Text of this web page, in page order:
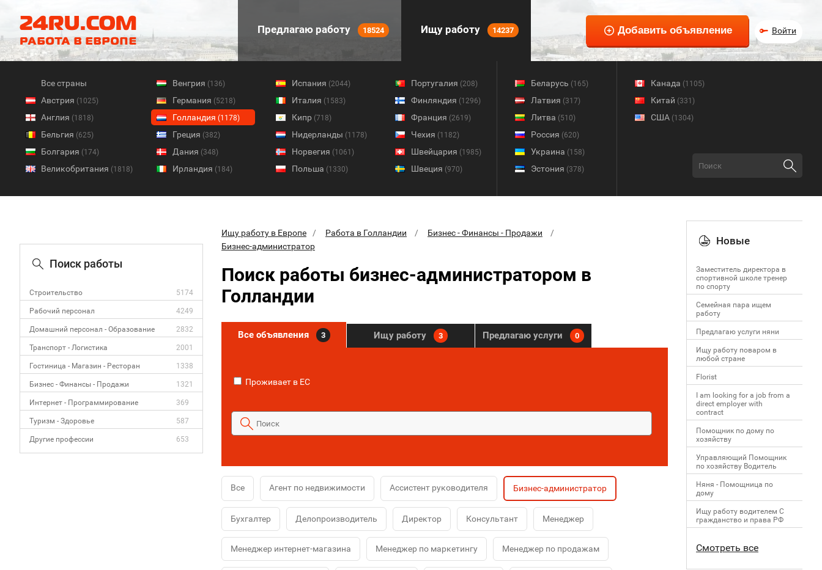
Предлагаю работу 18524 Ищу работу 14237 Войти
Все страны
Австрия (1025)
Англия (1818)
Бельгия (625)
Болгария (174)
Великобритания (1818)
Венгрия (136)
Германия (5218)
Голландия (1178)
Греция (382)
Дания (348)
Ирландия (184)
Испания (2044)
Италия (1583)
Кипр (718)
Нидерланды (1178)
Норвегия (1061)
Польша (1330)
Португалия (208)
Финляндия (1296)
Франция (2619)
Чехия (1182)
Швейцария (1985)
Швеция (970)
Беларусь (165)
Латвия (317)
Литва (510)
Россия (620)
Украина (158)
Эстония (378)
Канада (1105)
Китай (331)
США (1304)
Поиск работы
Строительство 5174
Рабочий персонал 4249
Домашний персонал - Образование 2832
Транспорт - Логистика 2001
Гостиница - Магазин - Ресторан 1338
Бизнес - Финансы - Продажи 1321
Интернет - Программирование 369
Туризм - Здоровье 587
Другие профессии 653
Ищу работу в Европе Работа в Голландии
Бизнес - Финансы - Продажи
Бизнес-администратор
Поиск работы бизнес-администратором в
Голландии
Все объявления 3 Ищу работу 3 Предлагаю услуги 0
Проживает в ЕС
Все Агент по недвижимости Ассистент руководителя Бизнес-администратор
Бухгалтер Делопроизводитель Директор Консультант Менеджер
Менеджер интернет-магазина Менеджер по маркетингу Менеджер по продажам
Новые
Заместитель директора в
спортивной школе тренер
по спорту
Семейная пара ищем
работу
Предлагаю услуги няни
Ищу работу поваром в
любой стране
Florist
I am looking for a job from a
direct employer with
contract
Помощник по дому по
хозяйству
Управляющий Помощник
по хозяйству Водитель
Няня - Помощница по
дому
Ищу работу водителем С
гражданство и права РФ
Смотреть все